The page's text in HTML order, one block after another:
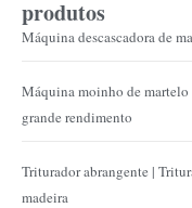
produtos
Máquina descascadora de
Máquina moinho de
grande rendimento
Triturador abrangente |
madeira